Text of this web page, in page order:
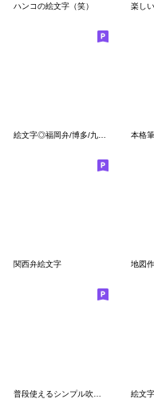
ハンコの絵文字（笑）
関西弁絵文字